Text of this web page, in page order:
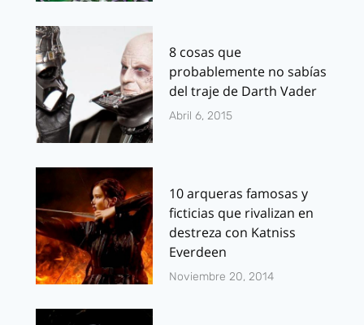
8 cosas que
probablemente no sabías
del traje de Darth Vader
Abril 6, 2015
10 arqueras famosas y
ficticias que rivalizan en
destreza con Katniss
Everdeen
Noviembre 20, 2014